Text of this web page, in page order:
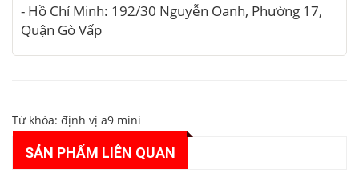
- Hồ Chí Minh: 192/30 Nguyễn Oanh, Phường 17,
Quận Gò Vấp
Từ khóa: định vị a9 mini
SẢN PHẨM LIÊN QUAN